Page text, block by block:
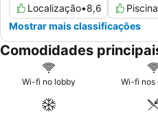
Localização•8,6 Piscina
Mostrar mais classificações
Comodidades
Wi-fi no lobby Wi-fi nos